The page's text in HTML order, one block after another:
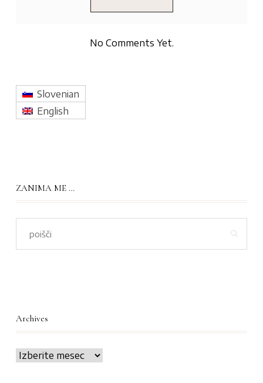
No Comments Yet.
Slovenian
English
ZANIMA ME …
Archives